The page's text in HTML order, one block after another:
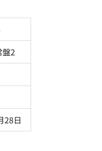
2
28日